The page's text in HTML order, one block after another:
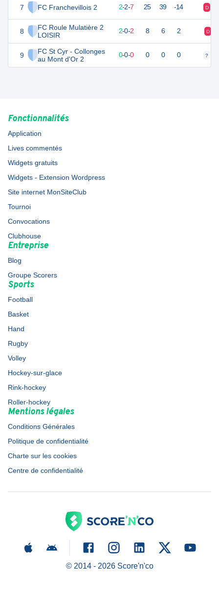
7
FC Franchevillois 2
8
FC Roule Mulatière 2
LOISIR
9
FC St Cyr - Collonges
au Mont d'Or 2
8 2-2-7 25 39 -14 D
6 2-0-2 8 6 2 D
0 0 0-0-0 0 0 0 ?
Fonctionnalités
Application
Lives commentés
Widgets gratuits
Widgets - Extension Wordpress
Site internet MonSiteClub
Tournoi
Convocations
Clubhouse
Entreprise
Blog
Groupe Scorers
Sports
Football
Basket
Hand
Rugby
Volley
Hockey-sur-glace
Rink-hockey
Roller-hockey
Mentions légales
Conditions Générales
Politique de confidentialité
Charte sur les cookies
Centre de confidentialité
© 2014 - 2026Score'n'co